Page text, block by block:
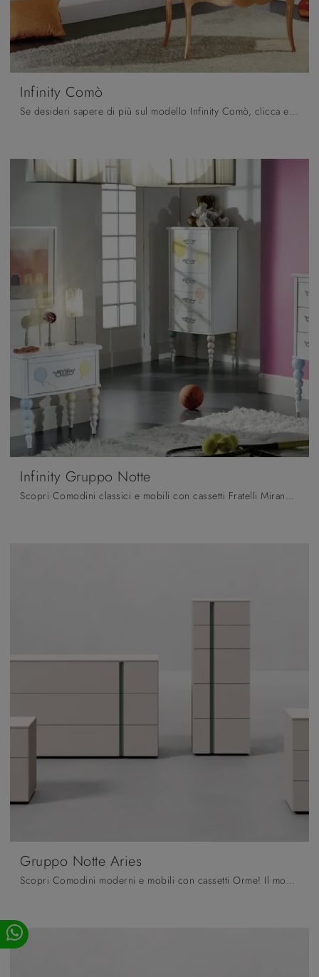
Infinity Comò
Se desideri sapere di più sul modello Infinity Comò, clicca e scopri i Comodini e comò Fratelli Mirandola ideali per la tua zona notte.
Infinity Gruppo Notte
Scopri Comodini classici e mobili con cassetti Fratelli Mirandola! Il modello Infinity Gruppo Notte realizzato in laccato opaco è la soluzione ...
Gruppo Notte Aries
Scopri Comodini moderni e mobili con cassetti Orme! Il modello Gruppo Notte Aries realizzato in laccato opaco è la soluzione ottimale.